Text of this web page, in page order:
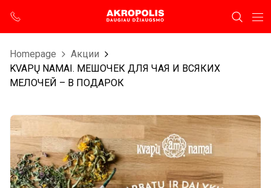
Homepage
Aкции
KVAPŲ NAMAI. МЕШОЧЕК ДЛЯ ЧАЯ И ВСЯКИХ
МЕЛОЧЕЙ – В ПОДАРОК